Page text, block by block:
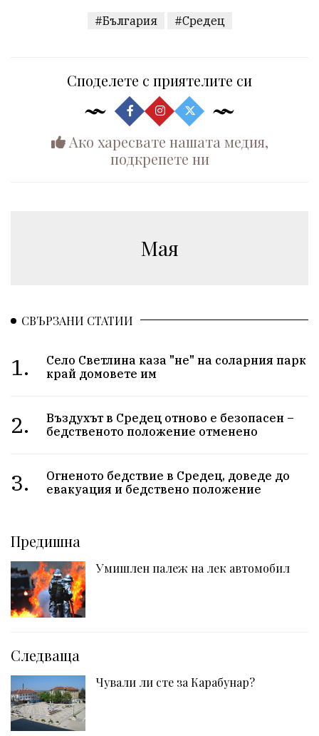
#България #Средец
Споделете с приятелите си
Ако харесвате нашата медия,
подкрепете ни
Мая
СВЪРЗАНИ СТАТИИ
1.
Село Светлина каза "не" на соларния парк
край домовете им
2.
Въздухът в Средец отново е безопасен –
бедственото положение отменено
3.
Огненото бедствие в Средец, доведе до
евакуация и бедствено положение
Предишна
Умишлен палеж на лек автомобил
Следваща
Чували ли сте за Карабунар?